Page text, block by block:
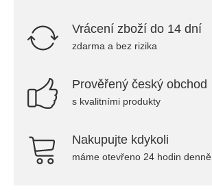
Vrácení zboží do 14 dní
zdarma a bez rizika
Prověřený český obchod
s kvalitními produkty
Nakupujte kdykoli
máme otevřeno 24 hodin denně